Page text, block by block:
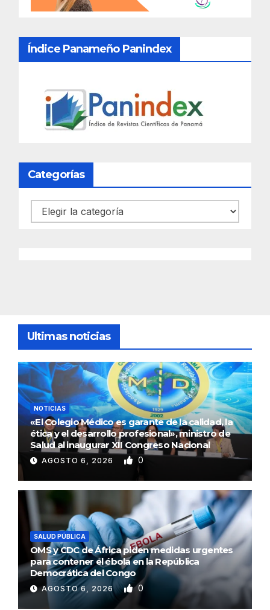
Índice Panameño Panindex
Categorías
Categorías
Ultimas noticias
NOTICIAS
«El Colegio Médico es garante de la calidad, la
ética y el desarrollo profesional», ministro de
Salud al inaugurar XII Congreso Nacional
AGOSTO 6, 2026 0
SALUD PÚBLICA
OMS y CDC de África piden medidas urgentes
para contener el ébola en la República
Democrática del Congo
AGOSTO 6, 2026 0